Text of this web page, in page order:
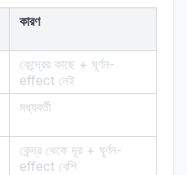
কারণ
কেন্দ্রের কাছে + ঘূর্ণন-
effect নেই
মধ্যবর্তী
কেন্দ্র থেকে দূর + ঘূর্ণন-
effect বেশি